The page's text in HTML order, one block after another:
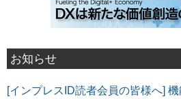
お知らせ
[インプレスID読者会員の皆様へ]